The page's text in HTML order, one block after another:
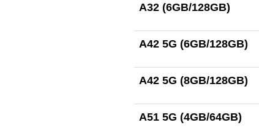
A32 (6GB/128GB)
A42 5G (6GB/128GB)
A42 5G (8GB/128GB)
A51 5G (4GB/64GB)